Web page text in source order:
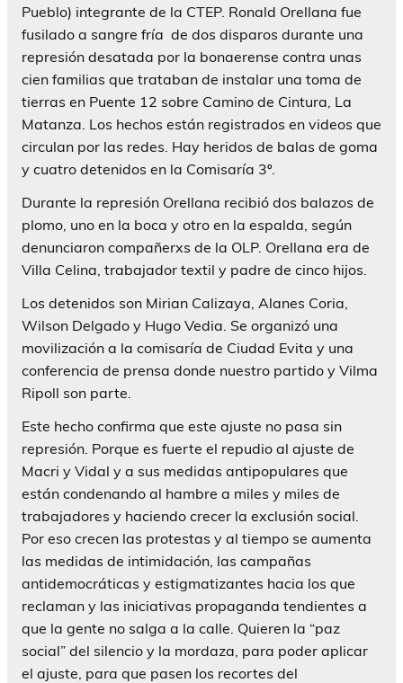
Pueblo) integrante de la CTEP. Ronald Orellana fue
fusilado a sangre fría de dos disparos durante una
represión desatada por la bonaerense contra unas
cien familias que trataban de instalar una toma de
tierras en Puente 12 sobre Camino de Cintura, La
Matanza. Los hechos están registrados en videos que
circulan por las redes. Hay heridos de balas de goma
y cuatro detenidos en la Comisaría 3º.
Durante la represión Orellana recibió dos balazos de
plomo, uno en la boca y otro en la espalda, según
denunciaron compañerxs de la OLP. Orellana era de
Villa Celina, trabajador textil y padre de cinco hijos.
Los detenidos son Mirian Calizaya, Alanes Coria,
Wilson Delgado y Hugo Vedia. Se organizó una
movilización a la comisaría de Ciudad Evita y una
conferencia de prensa donde nuestro partido y Vilma
Ripoll son parte.
Este hecho confirma que este ajuste no pasa sin
represión. Porque es fuerte el repudio al ajuste de
Macri y Vidal y a sus medidas antipopulares que
están condenando al hambre a miles y miles de
trabajadores y haciendo crecer la exclusión social.
Por eso crecen las protestas y al tiempo se aumenta
las medidas de intimidación, las campañas
antidemocráticas y estigmatizantes hacia los que
reclaman y las iniciativas propaganda tendientes a
que la gente no salga a la calle. Quieren la “paz
social” del silencio y la mordaza, para poder aplicar
el ajuste, para que pasen los recortes del